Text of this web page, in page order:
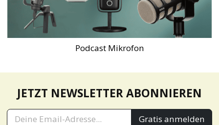
Podcast Mikrofon
JETZT NEWSLETTER ABONNIEREN
Gratis anmelden